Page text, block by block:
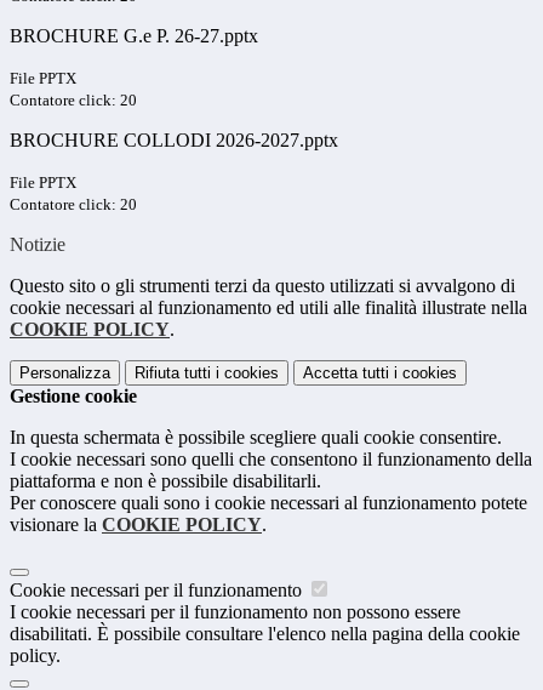
BROCHURE G.e P. 26-27.pptx
File PPTX
Contatore click: 20
BROCHURE COLLODI 2026-2027.pptx
File PPTX
Contatore click: 20
Notizie
Questo sito o gli strumenti terzi da questo utilizzati si avvalgono di
cookie necessari al funzionamento ed utili alle finalità illustrate nella
COOKIE POLICY.
Personalizza Rifiuta tutti i cookies Accetta tutti i cookies
Gestione cookie
In questa schermata è possibile scegliere quali cookie consentire.
I cookie necessari sono quelli che consentono il funzionamento della
piattaforma e non è possibile disabilitarli.
Per conoscere quali sono i cookie necessari al funzionamento potete
visionare la COOKIE POLICY.
Cookie necessari per il funzionamento
I cookie necessari per il funzionamento non possono essere
disabilitati. È possibile consultare l'elenco nella pagina della cookie
policy.